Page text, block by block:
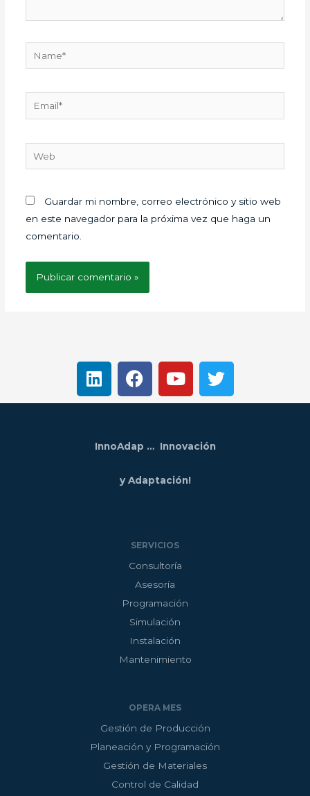
Guardar mi nombre, correo electrónico y sitio web
en este navegador para la próxima vez que haga un
comentario.
L
i
n
e
d
F
a
c
o
o
k
Y
o
u
b
e
T
w
i
e
InnoAdap … Innovación
y Adaptación!
SERVICIOS
Consultoría
Asesoría
Programación
Simulación
Instalación
Mantenimiento
OPERA MES
Gestión de Producción
Planeación y Programación
Gestión de Materiales
Control de Calidad